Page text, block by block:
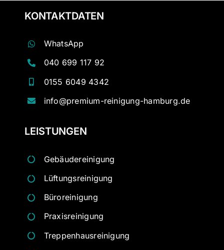
KONTAKTDATEN
WhatsApp
040 699 117 92
0155 6049 4342
info@premium-reinigung-hamburg.de
LEISTUNGEN
Gebäudereinigung
Lüftungsreinigung
Büroreinigung
Praxisreinigung
Treppenhausreinigung